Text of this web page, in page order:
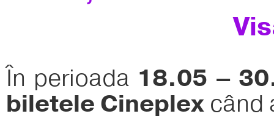
În perioada 18.05 –
biletele Cineplex când